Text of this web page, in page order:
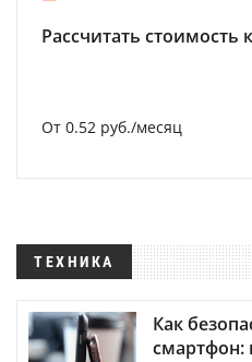
Рассчитать стоимость
От 0.52 руб./месяц
ТЕХНИКА
Как
смартфон: